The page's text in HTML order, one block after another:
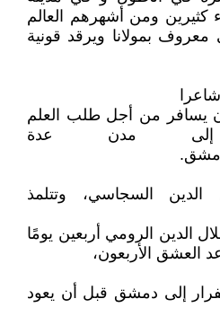
كثيرين ومن أشهرهم العالم
معروف بمولانا ويرقد قونية
يسافر من أجل طلب العلم
إلى مدن عدة
السجاسي، وتتلمذ
الدين الرومي أربعين يومًا
العشق الأربعون،
إلى دمشق قبل أن يعود